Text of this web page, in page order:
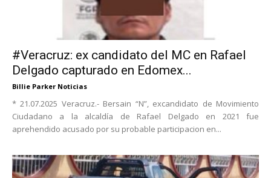
#Veracruz: ex candidato del MC en Rafael
Delgado capturado en Edomex...
Billie Parker Noticias
* 21.07.2025 Veracruz.- Bersain “N”, excandidato de Movimiento
Ciudadano a la alcaldía de Rafael Delgado en 2021 fue
aprehendido acusado por su probable participacion en...